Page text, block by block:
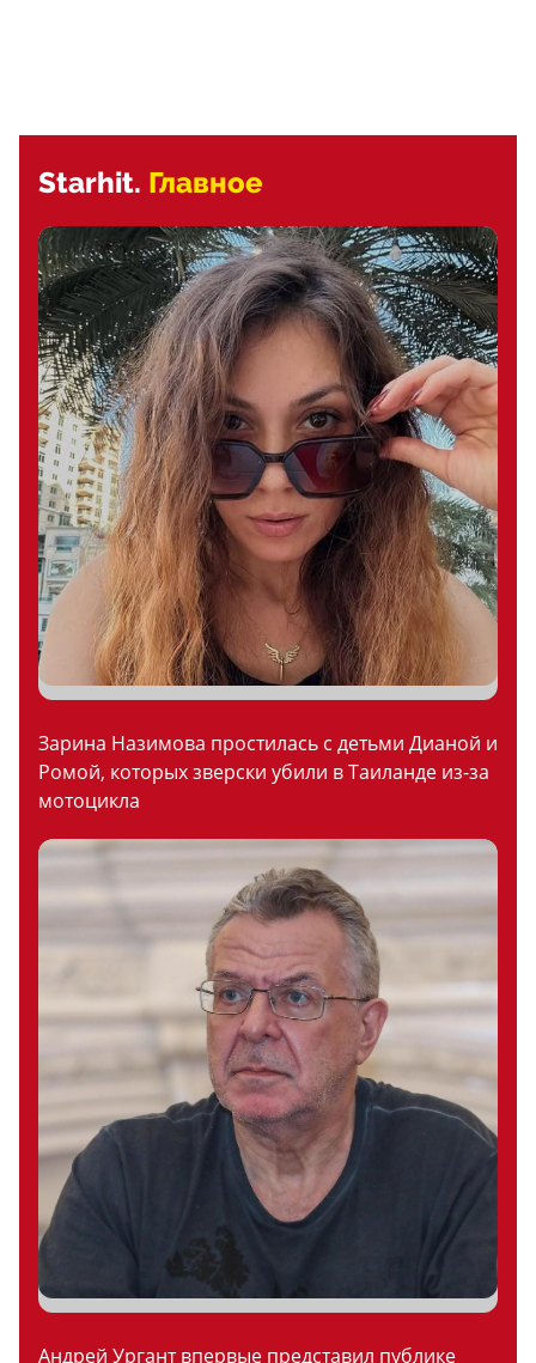
Starhit. Главное
Зарина Назимова простилась с детьми Дианой и
Ромой, которых зверски убили в Таиланде из-за
мотоцикла
Андрей Ургант впервые представил публике